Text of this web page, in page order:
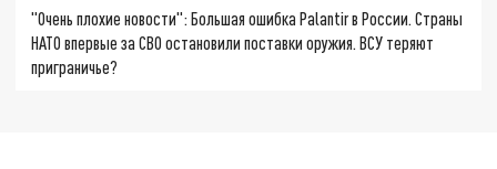
"Очень плохие новости": Большая ошибка Palantir в России. Страны
НАТО впервые за СВО остановили поставки оружия. ВСУ теряют
приграничье?